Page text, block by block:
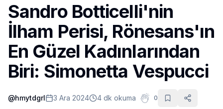
Dünya
Film ve Dizi
Kültür ve Sanat
Sağlık
Siyaset ve Tarih
Sandro Botticelli'nin
İlham Perisi, Rönesans'ın
En Güzel Kadınlarından
Biri: Simonetta Vespucci
@hmytdgrl 3 Ara 2024 4 dk okuma 0